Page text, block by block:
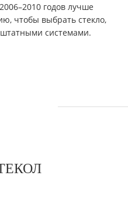
годов лучше
чтобы выбрать стекло,
системами.